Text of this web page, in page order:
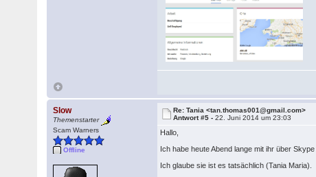
Slow
Themenstarter
Scam Warners
Offline
Re: Tania <tan.thomas001@gmail.com>
Antwort #5 -22. Juni 2014 um 23:03
Hallo,
Ich habe heute Abend lange mit ihr über
Ich glaube sie ist es tatsächlich (Tania Maria).